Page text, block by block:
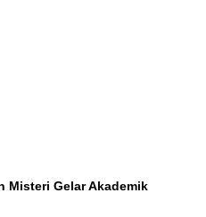
Misteri Gelar Akademik